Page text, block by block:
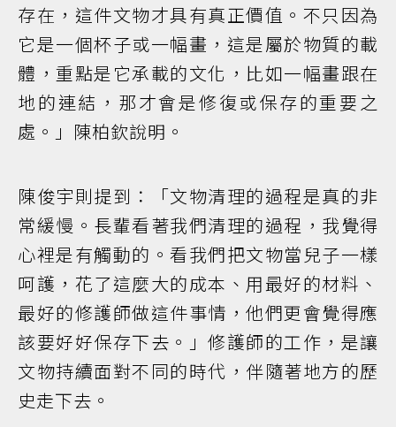
存在，這件文物才具有真正價值。不只因為
它是一個杯子或一幅畫，這是屬於物質的載
體，重點是它承載的文化，比如一幅畫跟在
地的連結，那才會是修復或保存的重要之
處。」陳柏欽說明。
陳俊宇則提到：「文物清理的過程是真的非
常緩慢。長輩看著我們清理的過程，我覺得
心裡是有觸動的。看我們把文物當兒子一樣
呵護，花了這麼大的成本、用最好的材料、
最好的修護師做這件事情，他們更會覺得應
該要好好保存下去。」修護師的工作，是讓
文物持續面對不同的時代，伴隨著地方的歷
史走下去。